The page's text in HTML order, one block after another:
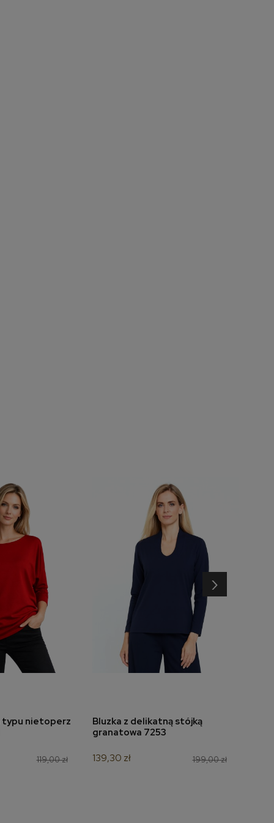
koszyka
typu nietoperz
119,00 zł
dodaj do koszyka
Bluzka z delikatną stójką
granatowa 7253
199,00 zł
139,30 zł
›